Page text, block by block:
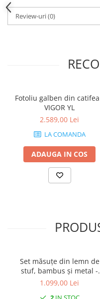
Review-uri(0)
Fotoliu galben din
VIGOR YL
2.589,00 Lei
LA COMANDA
ADAUGA IN COS
Set măsuțe din lemn de
stuf, bambus și metal -
PALETTE
1.099,00 Lei